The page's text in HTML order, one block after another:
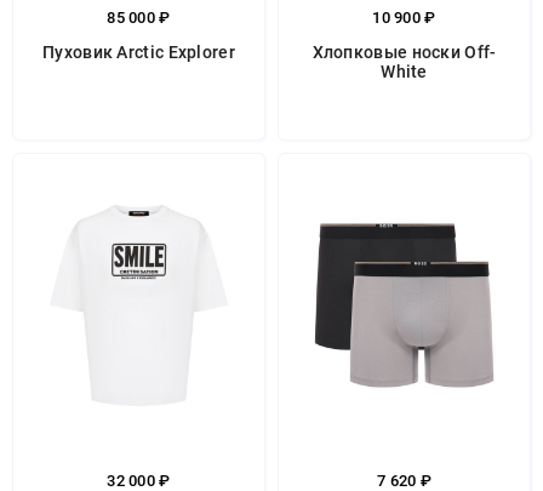
85 000 ₽
Пуховик Arctic Explorer
10 900 ₽
Хлопковые носки Off-
White
32 000 ₽ 7 620 ₽